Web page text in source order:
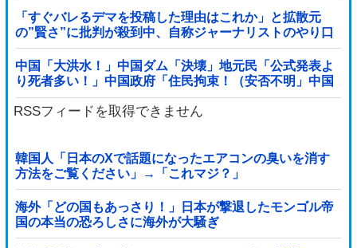
「すぐバレるデマを投稿した理由はこれか」と拡散元
の”賢さ”に批判が殺到中、自称ジャーナリストのやり口
というのが……
中国「大洪水！」中国ダム「決壊」地元民「公式発表よ
り死者多い！」中国政府「住民拘束！（安否不明」中国
当局「救助隊動画も削除」台風13号「三峡ﾀﾞ...
RSSフィードを取得できません
韓国人「日本のXで話題になったエアコンの臭いを消す
方法をご覧ください」→「これマジ？」
海外「どの国もあっさり！」日本が撃退したモンゴル帝
国の本当の恐ろしさに海外が大騒ぎ